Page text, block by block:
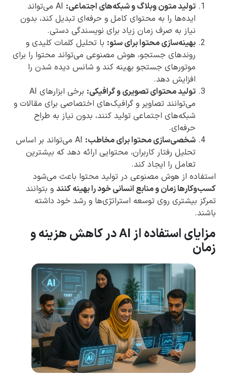
تولید متون وبلاگ و شبکه‌های اجتماعی:
AI می‌تواند
ایده‌ها را به محتوای کامل و حرفه‌ای تبدیل کند، بدون
نیاز به صرف زمان زیاد برای نویسندگی دستی.
بهینه‌سازی محتوا برای سئو: با تحلیل کلمات کلیدی و
روندهای جستجو، هوش مصنوعی می‌تواند محتوا را برای
موتورهای جستجو بهینه کند و شانس دیده شدن را
افزایش دهد.
تولید محتوای تصویری و گرافیکی:
برخی ابزارهای AI
می‌توانند تصاویر و گرافیک‌های اختصاصی برای مقالات و
شبکه‌های اجتماعی تولید کنند، بدون نیاز به طراح
حرفه‌ای.
شخصی‌سازی محتوا برای مخاطب:
AI می‌تواند بر اساس
تحلیل رفتار کاربران، محتوایی ارائه دهد که بیشترین
تعامل را ایجاد کند.
استفاده از هوش مصنوعی در تولید محتوا باعث می‌شود
کسب‌وکارها زمان و منابع انسانی خود را بهینه کنند و بتوانند
تمرکز بیشتری روی توسعه استراتژی‌ها و رشد خود داشته
باشند.
مزایای استفاده از AI در کاهش هزینه و
زمان